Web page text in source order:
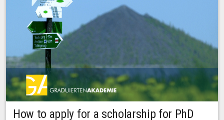
How to apply for a scholarship for PhD